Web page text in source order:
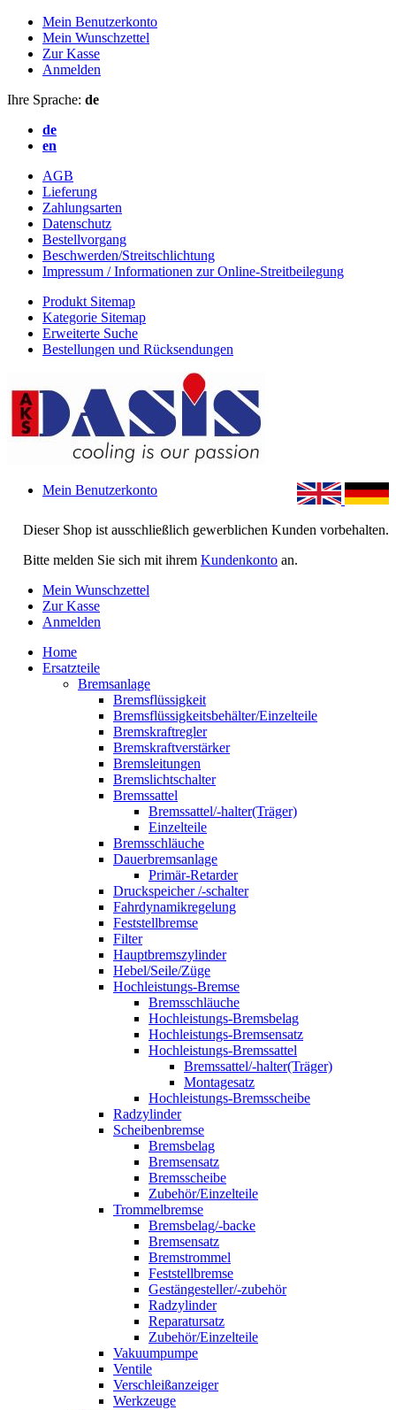
Mein Benutzerkonto
Mein Wunschzettel
Zur Kasse
Anmelden
Ihre Sprache: de
de
en
AGB
Lieferung
Zahlungsarten
Datenschutz
Bestellvorgang
Beschwerden/Streitschlichtung
Impressum / Informationen zur Online-Streitbeilegung
Produkt Sitemap
Kategorie Sitemap
Erweiterte Suche
Bestellungen und Rücksendungen
Dieser Shop ist ausschließlich gewerblichen Kunden vorbehalten.
Bitte melden Sie sich mit ihrem Kundenkonto an.
Mein Benutzerkonto
Mein Wunschzettel
Zur Kasse
Anmelden
Home
Ersatzteile
Bremsanlage
Bremsflüssigkeit
Bremsflüssigkeitsbehälter/Einzelteile
Bremskraftregler
Bremskraftverstärker
Bremsleitungen
Bremslichtschalter
Bremssattel
Bremssattel/-halter(Träger)
Einzelteile
Bremsschläuche
Dauerbremsanlage
Primär-Retarder
Druckspeicher /-schalter
Fahrdynamikregelung
Feststellbremse
Filter
Hauptbremszylinder
Hebel/Seile/Züge
Hochleistungs-Bremse
Bremsschläuche
Hochleistungs-Bremsbelag
Hochleistungs-Bremsensatz
Hochleistungs-Bremssattel
Bremssattel/-halter(Träger)
Montagesatz
Hochleistungs-Bremsscheibe
Radzylinder
Scheibenbremse
Bremsbelag
Bremsensatz
Bremsscheibe
Zubehör/Einzelteile
Trommelbremse
Bremsbelag/-backe
Bremsensatz
Bremstrommel
Feststellbremse
Gestängesteller/-zubehör
Radzylinder
Reparatursatz
Zubehör/Einzelteile
Vakuumpumpe
Ventile
Verschleißanzeiger
Werkzeuge